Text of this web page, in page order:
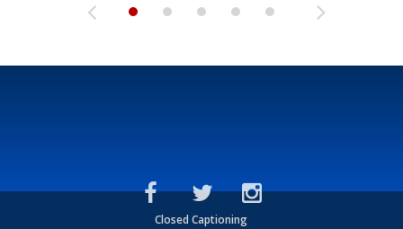
Closed Captioning